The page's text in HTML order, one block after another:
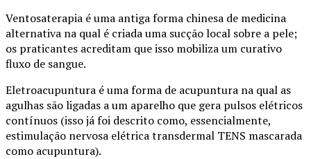
Ventosaterapia é uma antiga forma chinesa de medicina
alternativa na qual é criada uma sucção local sobre a pele;
os praticantes acreditam que isso mobiliza um curativo
fluxo de sangue.
Eletroacupuntura é uma forma de acupuntura na qual as
agulhas são ligadas a um aparelho que gera pulsos elétricos
contínuos (isso já foi descrito como, essencialmente,
estimulação nervosa elétrica transdermal TENS mascarada
como acupuntura).